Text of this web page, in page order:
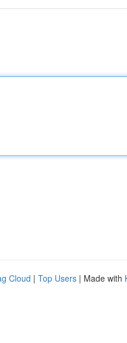
Cloud | Top Users | Made with